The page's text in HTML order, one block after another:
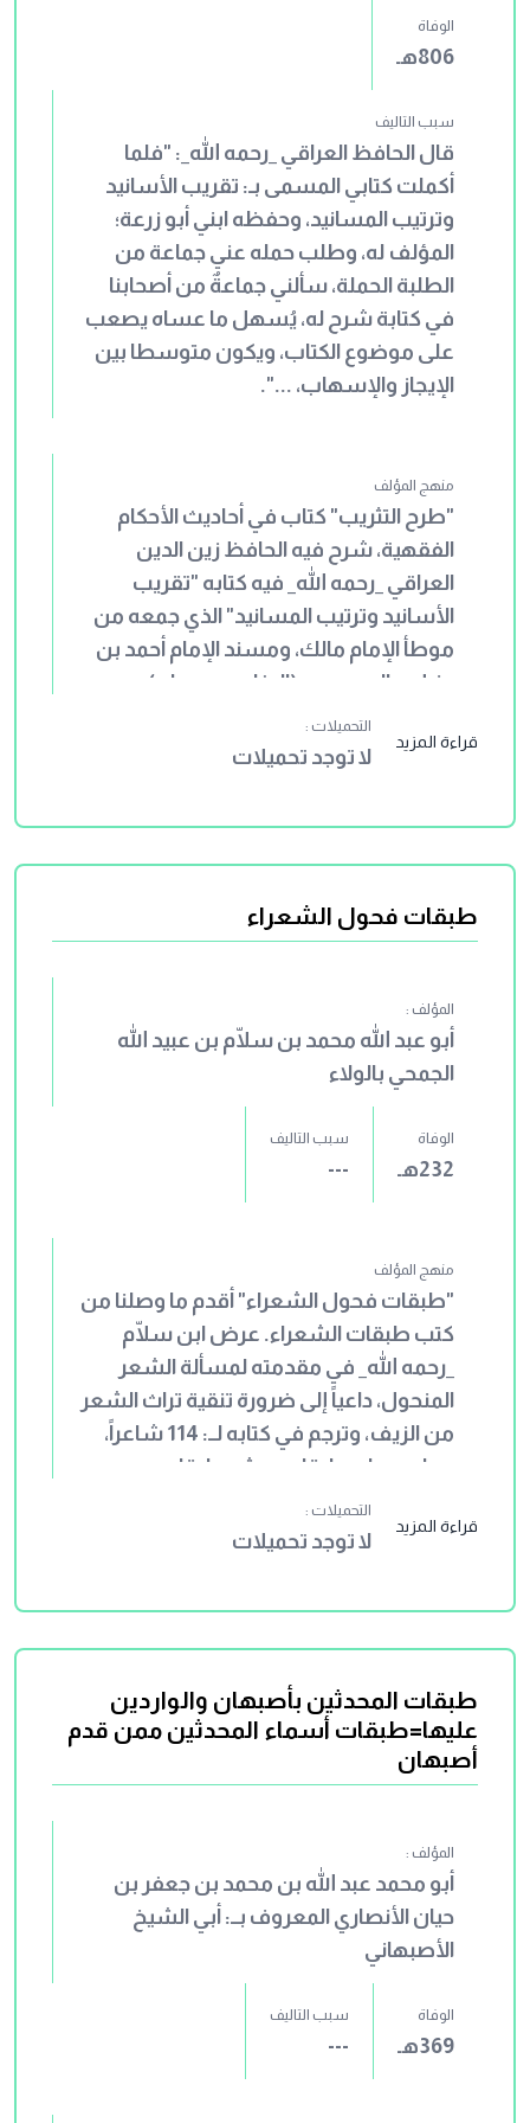
الوفاة
806هـ
سبب التاليف
قال الحافظ العراقي _رحمه الله_: "فلما
أكملت كتابي المسمى بـ: تقريب الأسانيد
وترتيب المسانيد، وحفظه ابني أبو زرعة؛
المؤلف له، وطلب حمله عني جماعة من
الطلبة الحملة، سألني جماعةٌ من أصحابنا
في كتابة شرح له، يُسهل ما عساه يصعب
على موضوع الكتاب، ويكون متوسطا بين
الإيجاز والإسهاب، ...".
منهج المؤلف
"طرح التثريب" كتاب في أحاديث الأحكام
الفقهية، شرح فيه الحافظ زين الدين
العراقي _رحمه الله_ فيه كتابه "تقريب
الأسانيد وترتيب المسانيد" الذي جمعه من
موطأ الإمام مالك، ومسند الإمام أحمد بن
حنبل، والصحيحين (البخاري ومسلم)،
والسنن الأربعة (أبي داود والترمذي
والنسائي وابن ماجه)، والمستدرك للحاكم،
العراقي _رحمه الله_ نصف الكتاب تقريبًا، ولم
يكمله. وقد أتمه من بعده ابنه الحافظ أبو
الله_.
قراءة المزيد
التحميلات :
لا توجد تحميلات
طبقات فحول الشعراء
المؤلف :
أبو عبد الله محمد بن سلّام بن عبيد الله
الجمحي بالولاء
الوفاة
232هـ
سبب التاليف
---
منهج المؤلف
"طبقات فحول الشعراء" أقدم ما وصلنا من
كتب طبقات الشعراء. عرض ابن سلّام
_رحمه الله_ في مقدمته لمسألة الشعر
المنحول، داعياً إلى ضرورة تنقية تراث الشعر
من الزيف، وترجم في كتابه لــ: 114 شاعراً،
جعلهم على طبقات، عشر طبقات من
الجاهلية، وتضم أربعين شاعراً، وعشر
طبقات من الإسلاميين، وتضم أربعين
(وكان لأهل البصرة في العربية قدمة) وفيه
سمى أئمة العربية من أهل البصرة، ولم
يذكر من أهل الكوفة غير المفضل الضبي.
قراءة المزيد
التحميلات :
لا توجد تحميلات
طبقات المحدثين بأصبهان والواردين
عليها=طبقات أسماء المحدثين ممن قدم
أصبهان
المؤلف :
أبو محمد عبد الله بن محمد بن جعفر بن
حيان الأنصاري المعروف بــ: أبي الشيخ
الأصبهاني
الوفاة
369هـ
سبب التاليف
---